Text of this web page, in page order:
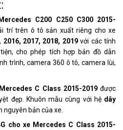
C200 C250 C300 2015-
trí trên ô tô sản xuất riêng cho xe
2016, 2017, 2018, 2019với các tính
cho phép tích hợp bản đồ dẫn
trình, camera 360 ô tô, camera lùi,
C Class 2015-2019được
đẹp. Khuôn mẫu cùng với hệ dây
bản của xe.
cho xe Mercedes C Class 2015-